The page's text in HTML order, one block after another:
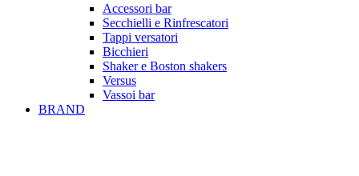
Accessori bar
Secchielli e Rinfrescatori
Tappi versatori
Bicchieri
Shaker e Boston shakers
Versus
Vassoi bar
BRAND